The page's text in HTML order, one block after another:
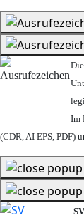
Im
(CDR, AI EPS, PDF)